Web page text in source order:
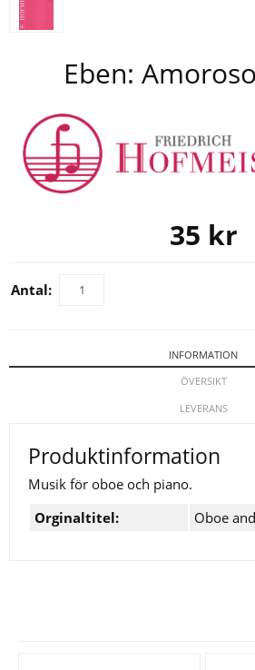
Eben:
35 kr
Antal:
INFORMATION
ÖVERSIKT
LEVERANS
Produktinformation
Musik för oboe och piano.
Orginaltitel:
Oboe